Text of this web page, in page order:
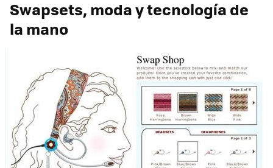
Swapsets, moda y tecnología de
la mano